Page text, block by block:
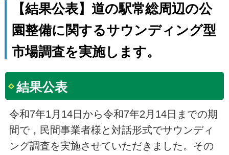
【結果公表】道の駅常総周辺の公
園整備に関するサウンディング型
市場調査を実施します。
結果公表
令和7年1月14日から令和7年2月14日までの期
間で，民間事業者様と対話形式でサウンディ
ング調査を実施させていただきました。その